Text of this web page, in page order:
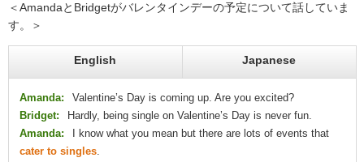
＜AmandaとBridgetがバレンタインデーの予定について話していま
す。＞
English Japanese
Amanda:
Valentine’s Day is coming up. Are you excited?
Bridget:
Hardly, being single on Valentine’s Day is never fun.
Amanda:
I know what you mean but there are lots of events that
cater to singles.